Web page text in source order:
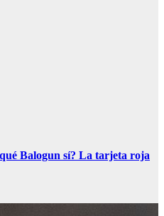
Balogun sí? La tarjeta roja